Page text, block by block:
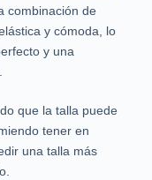
combinación de
y cómoda, lo
y una
que la talla puede
tener en
una talla más